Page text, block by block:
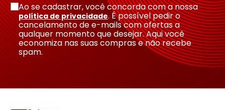
Ao se cadastrar, você concorda com a nossa
política de privacidade. É possível pedir o
cancelamento de e-mails com ofertas a
qualquer momento que desejar. Aqui você
economiza nas suas compras e não recebe
spam.